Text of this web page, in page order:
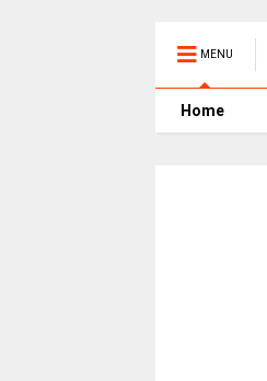
MENU
Home